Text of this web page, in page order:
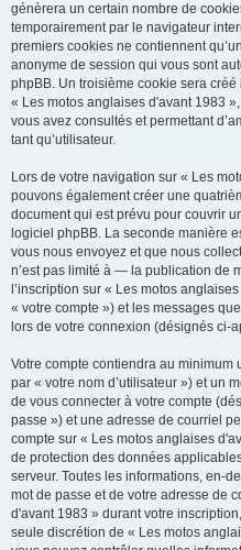
génèrera un certain nombre de
temporairement par le navigateur
premiers cookies ne contiennent
anonyme de session qui vous sont
phpBB. Un troisième cookie sera
« Les motos anglaises d'avant 1983
vous avez consultés et permettant
tant qu’utilisateur.
Lors de votre navigation sur « Les
pouvons également créer une
document qui est prévu pour couvrir
logiciel phpBB. La seconde manière
vous nous envoyez et que nous
n’est pas limité à — la publication de
l’inscription sur « Les motos
« votre compte ») et les messages
lors de votre connexion (désignés ci-
Votre compte contiendra au
par « votre nom d’utilisateur ») et un
de vous connecter à votre compte
passe ») et une adresse de courriel
compte sur « Les motos anglaises
de protection des données
serveur. Toutes les informations, en-
mot de passe et de votre adresse de
d'avant 1983 » durant votre
seule discrétion de « Les motos